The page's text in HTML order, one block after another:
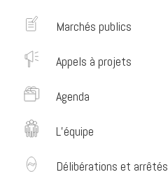
Marchés publics
Appels à projets
Agenda
L’équipe
Délibérations et arrêtés